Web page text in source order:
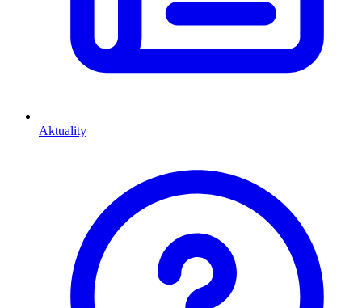
Aktuality